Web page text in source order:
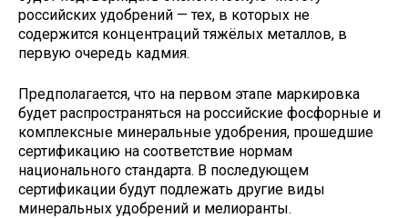
российских удобрений — тех, в которых не
содержится концентраций тяжёлых металлов, в
первую очередь кадмия.
Предполагается, что на первом этапе маркировка
будет распространяться на российские фосфорные и
комплексные минеральные удобрения, прошедшие
сертификацию на соответствие нормам
национального стандарта. В последующем
сертификации будут подлежать другие виды
минеральных удобрений и мелиоранты.